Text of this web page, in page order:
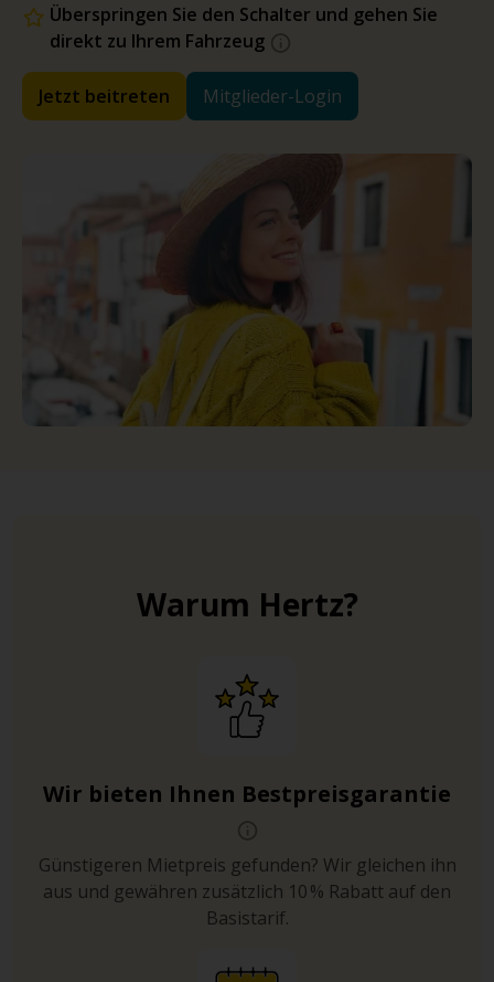
Überspringen Sie den Schalter und gehen Sie
direkt zu Ihrem Fahrzeug
Jetzt beitreten Mitglieder-Login
Warum Hertz?
Wir bieten Ihnen Bestpreisgarantie
Günstigeren Mietpreis gefunden? Wir gleichen ihn
aus und gewähren zusätzlich 10 % Rabatt auf den
Basistarif.